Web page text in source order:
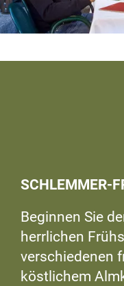
SCHLEMMER-
Beginnen Sie
herrlichen
verschiedenen
köstlichem